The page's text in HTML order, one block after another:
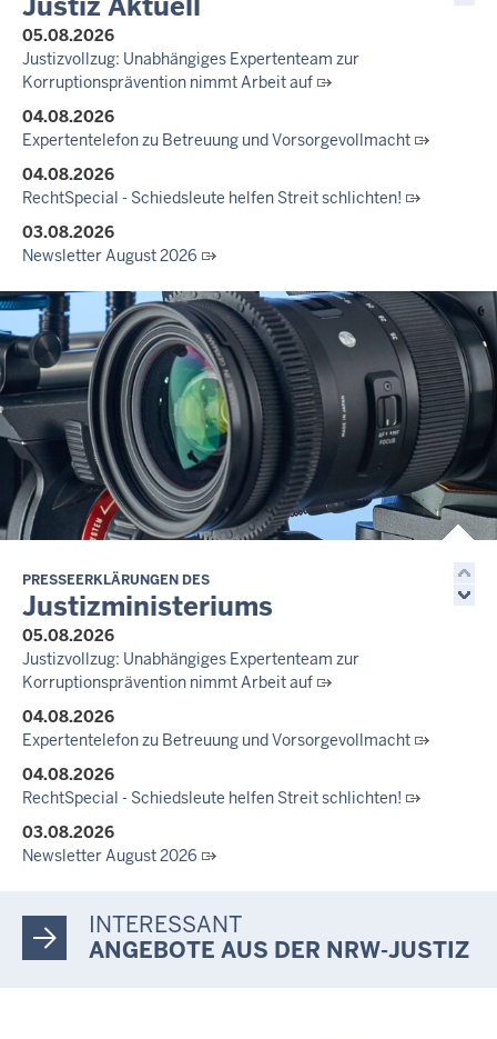
05.08.2026
Justizvollzug: Unabhängiges Expertenteam zur
Korruptionsprävention nimmt Arbeit auf
04.08.2026
Expertentelefon zu Betreuung und Vorsorgevollmacht
04.08.2026
RechtSpecial - Schiedsleute helfen Streit schlichten!
03.08.2026
Newsletter August 2026
27.07.2026
Dein Mut findet Rückhalt: Die Justiz NRW unterstützt
Informationskampagne gegen häusliche Gewalt
10.07.2026
Anerkennung für innovative Suizidpräventionsarbeit: JVA Köln
ausgezeichnet
14.07.2026
Justiz der Zukunft gemeinsam gestalten: Minister Limbach
zieht positive Bilanz des Projekts Zukunftswerkstatt Justiz
Nordrhein-Westfalen
Newsletter Juli 2026
30.06.2026
288 Anwärterinnen und Anwärter des Jahrgangs 2024/2026
der Justizvollzugsschule NRW geehrt
30.06.2026
RechtSpecial - Schiedsleute helfen Streit schlichten!
PRESSEERKLÄRUNGEN DES
Justizministeriums
05.08.2026
Justizvollzug: Unabhängiges Expertenteam zur
Korruptionsprävention nimmt Arbeit auf
04.08.2026
Expertentelefon zu Betreuung und Vorsorgevollmacht
04.08.2026
RechtSpecial - Schiedsleute helfen Streit schlichten!
03.08.2026
Newsletter August 2026
Dein Mut findet Rückhalt: Die Justiz NRW unterstützt
Informationskampagne gegen häusliche Gewalt
INTERESSANT
ANGEBOTE AUS DER NRW-JUSTIZ